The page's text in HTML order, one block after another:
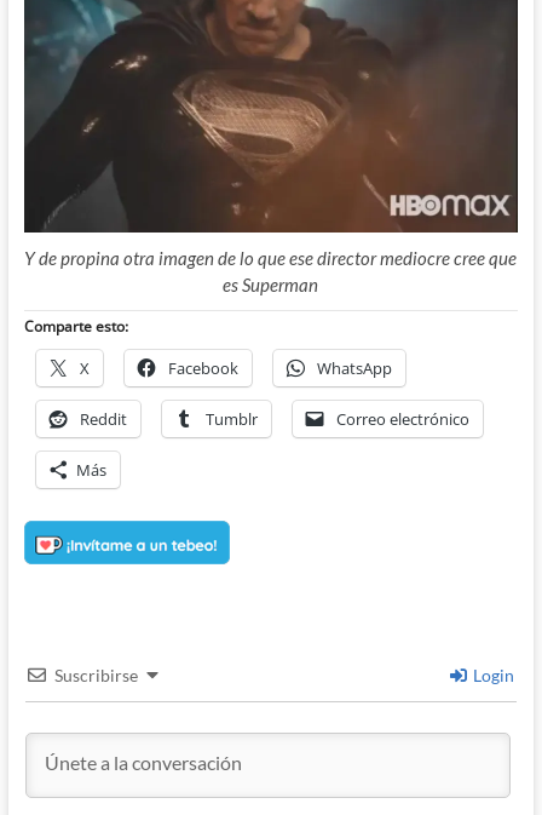
Y de propina otra imagen de lo que ese director mediocre cree que
es Superman
Comparte esto:
X Facebook WhatsApp
Reddit Tumblr Correo electrónico
Más
Suscribirse Login